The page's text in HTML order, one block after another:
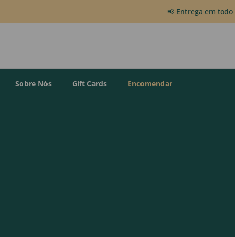
📢 Entrega em todo
Sobre Nós Gift Cards Encomendar